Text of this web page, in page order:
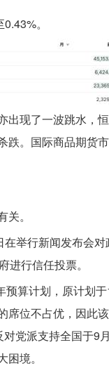
。
现了一波跳水，
跌。国际商品期货
。
行新闻发布会对
行信任投票。
算计划，原计划
席位不占优，因此
对党派支持全国于
境。